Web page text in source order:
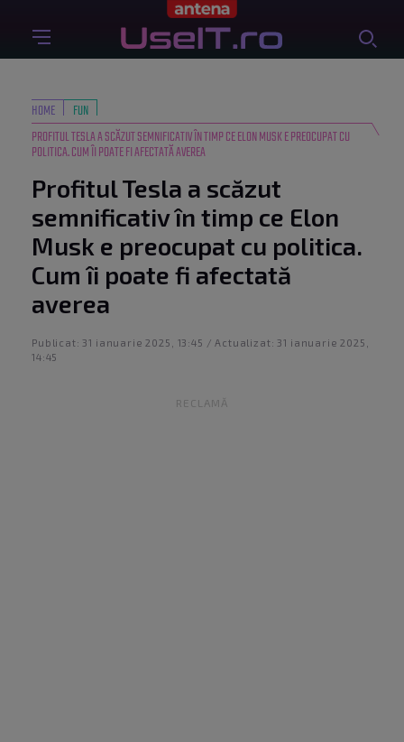
HOME
FUN
PROFITUL TESLA A SCĂZUT SEMNIFICATIV ÎN TIMP CE ELON MUSK E PREOCUPAT CU
POLITICA. CUM ÎI POATE FI AFECTATĂ AVEREA
Profitul Tesla a scăzut
semnificativ în timp ce Elon
Musk e preocupat cu politica.
Cum îi poate fi afectată
averea
Publicat: 31 ianuarie 2025, 13:45 / Actualizat: 31 ianuarie 2025,
14:45
RECLAMĂ